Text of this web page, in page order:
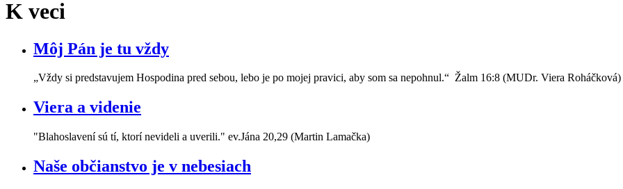
K veci
Môj Pán je tu vždy
„Vždy si predstavujem Hospodina pred sebou, lebo je po mojej pravici, aby som sa nepohnul.“ Žalm 16:8 (MUDr. Viera Roháčková)
Viera a videnie
"Blahoslavení sú tí, ktorí nevideli a uverili." ev.Jána 20,29 (Martin Lamačka)
Naše občianstvo je v nebesiach